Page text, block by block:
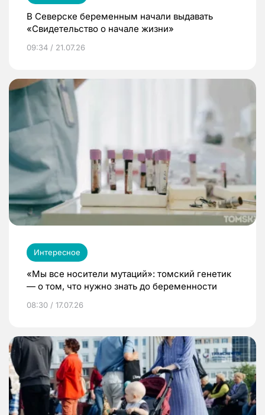
В Северске беременным начали выдавать
«Свидетельство о начале жизни»
09:34 / 21.07.26
Интересное
«Мы все носители мутаций»: томский генетик
— о том, что нужно знать до беременности
08:30 / 17.07.26